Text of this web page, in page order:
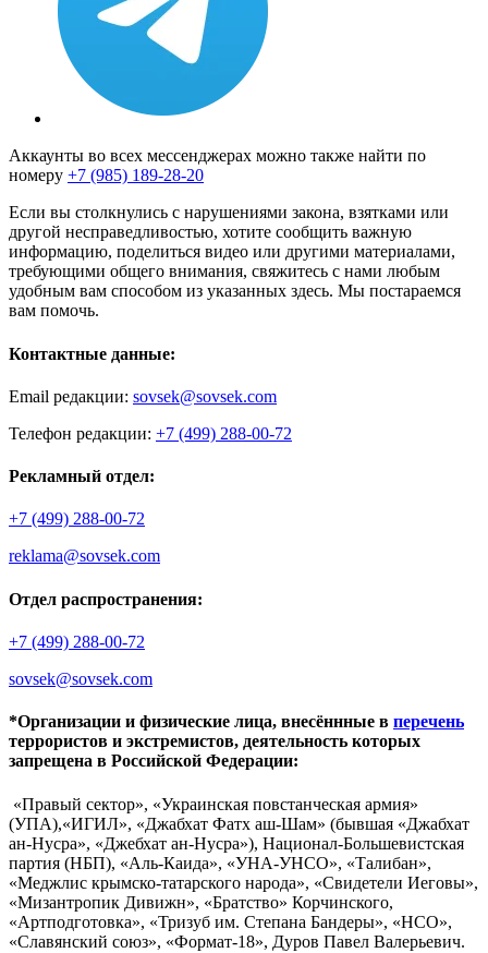
Аккаунты во всех мессенджерах можно также найти по
номеру +7 (985) 189-28-20
Если вы столкнулись с нарушениями закона, взятками или
другой несправедливостью, хотите сообщить важную
информацию, поделиться видео или другими материалами,
требующими общего внимания, свяжитесь с нами любым
удобным вам способом из указанных здесь. Мы постараемся
вам помочь.
Контактные данные:
Email редакции: sovsek@sovsek.com
Телефон редакции: +7 (499) 288-00-72
Рекламный отдел:
+7 (499) 288-00-72
reklama@sovsek.com
Отдел распространения:
+7 (499) 288-00-72
sovsek@sovsek.com
*Организации и физические лица, внесённные в перечень
террористов и экстремистов, деятельность которых
запрещена в Российской Федерации:
«Правый сектор», «Украинская повстанческая армия»
(УПА),«ИГИЛ», «Джабхат Фатх аш-Шам» (бывшая «Джабхат
ан-Нусра», «Джебхат ан-Нусра»), Национал-Большевистская
партия (НБП), «Аль-Каида», «УНА-УНСО», «Талибан»,
«Меджлис крымско-татарского народа», «Свидетели Иеговы»,
«Мизантропик Дивижн», «Братство» Корчинского,
«Артподготовка», «Тризуб им. Степана Бандеры», «НСО»,
«Славянский союз», «Формат-18», Дуров Павел Валерьевич.